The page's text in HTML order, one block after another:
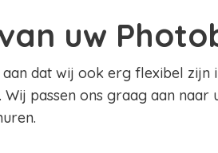
uw
dat wij ook erg flexibel zijn
passen ons graag aan naar